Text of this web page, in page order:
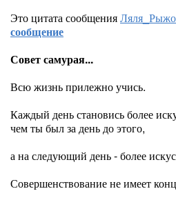
Это цитата сообщения
сообщение
Совет самурая...
Всю жизнь прилежно учись.
Каждый день становись более
чем ты был за день до этого,
а на следующий день - более
Совершенствование не имеет